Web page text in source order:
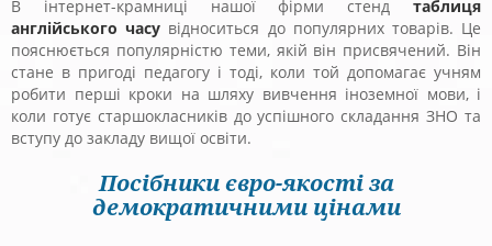
В інтернет-крамниці нашої фірми стенд таблиця
англійського часу відноситься до популярних товарів. Це
пояснюється популярністю теми, якій він присвячений. Він
стане в пригоді педагогу і тоді, коли той допомагає учням
робити перші кроки на шляху вивчення іноземної мови, і
коли готує старшокласників до успішного складання ЗНО та
вступу до закладу вищої освіти.
Посібники євро-якості за
демократичними цінами